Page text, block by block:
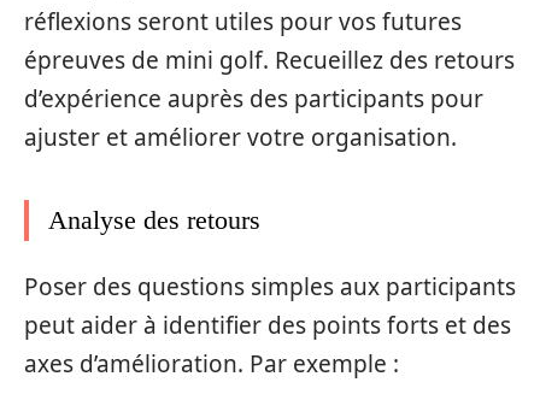
réflexions seront utiles pour vos futures
épreuves de mini golf. Recueillez des retours
d’expérience auprès des participants pour
ajuster et améliorer votre organisation.
Analyse des retours
Poser des questions simples aux participants
peut aider à identifier des points forts et des
axes d’amélioration. Par exemple :